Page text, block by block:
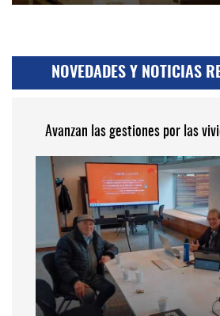
NOVEDADES Y NOTICIAS
Avanzan las gestiones por las